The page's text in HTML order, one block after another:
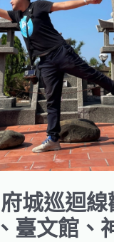
城巡迴
臺文館、